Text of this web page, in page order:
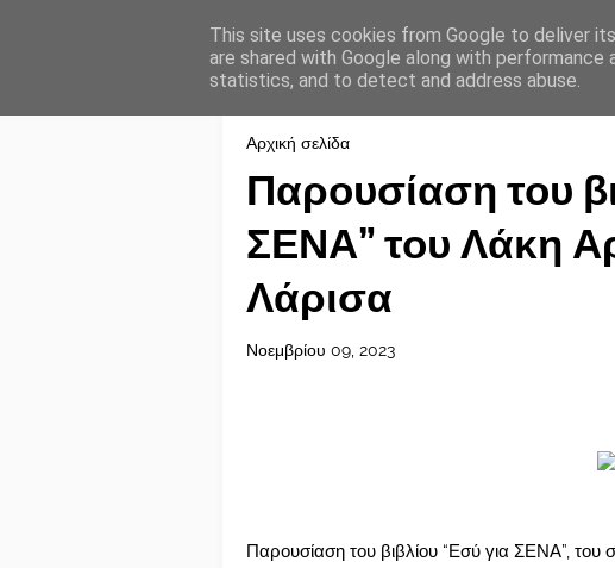
Αρχική σελίδα
Παρουσίαση του
ΣΕΝΑ” του Λάκη
Λάρισα
Νοεμβρίου 09, 2023
Παρουσίαση του βιβλίου “Εσύ για ΣΕΝΑ”,
This site uses cookies from Google to deliver
are shared with Google along with
statistics, and to detect and address abuse.